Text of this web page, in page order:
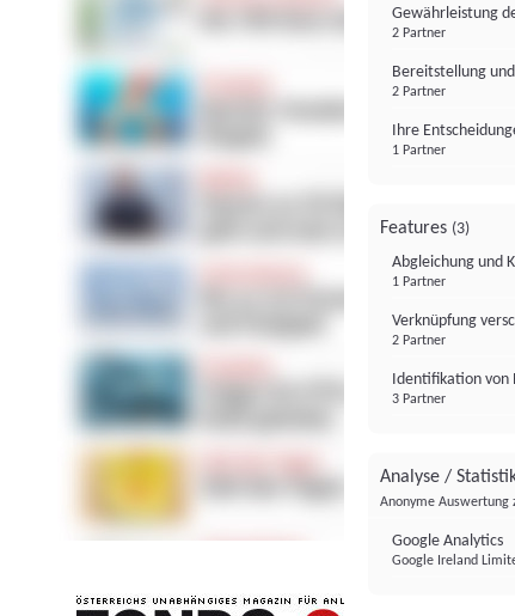
Gewährleistung
2 Partner
Bereitstellung
2 Partner
Ihre
1 Partner
Features (3)
Abgleichung und
1 Partner
Verknüpfung
2 Partner
Identifikation von
3 Partner
Analyse /
Anonyme Auswertung
Google Analytics
Google Ireland